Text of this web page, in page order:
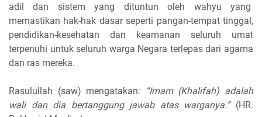
adil dan sistem yang dituntun oleh wahyu yang
memastikan hak-hak dasar seperti pangan-tempat tinggal,
pendidikan-kesehatan dan keamanan seluruh umat
terpenuhi untuk seluruh warga Negara terlepas dari agama
dan ras mereka.
Rasulullah (saw) mengatakan:
“Imam (Khalifah) adalah
wali dan dia bertanggung jawab atas warganya.”(HR.